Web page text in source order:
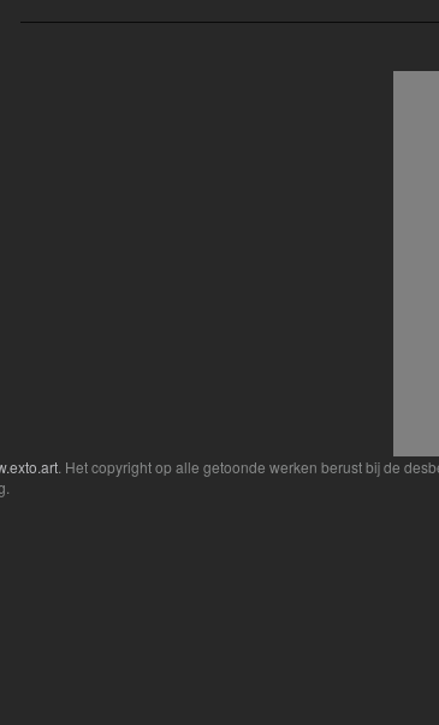
. Het copyright op alle getoonde werken berust bij de